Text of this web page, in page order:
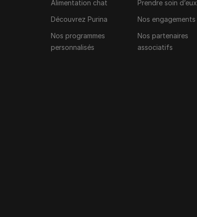
Alimentation chat
Prendre soin d’eux
Découvrez Purina
Nos engagements
Nos programmes
personnalisés
Nos partenaires
associatifs